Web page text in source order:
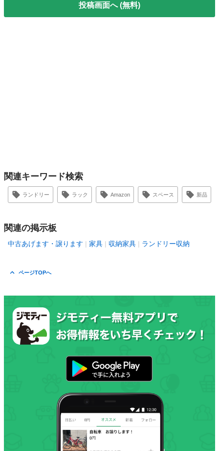
投稿画面へ (無料)
関連キーワード検索
ランドリー ラック Amazon スペース 新品
関連の掲示板
中古あげます・譲ります 家具 収納家具 ランドリー収納
ページTOPへ